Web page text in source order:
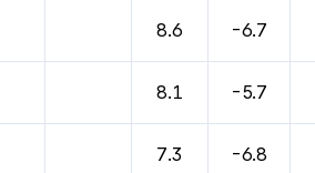
8.6 -6.7
8.1 -5.7
7.3 -6.8